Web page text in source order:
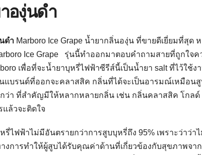
องุ่นดำ
ดำ Marboro Ice Grape น้ำยากลิ่นองุ่น ที่ขายดีเยี่ยมที่สุ
Ice Grape รุ่นนี้ทำออกมาตอบคำถามสายที่ถูกใจ
เพื่อที่จะน้ำยาบุหรี่ไฟฟ้าซีรีส์นี้เป็นน้ำยา salt ที่ไว้ใช้
แบรนด์ที่ออกจะคลาสสิค กลิ่นที่ได้จะเป็นอารมณ์เหมือน
ว่า ที่สำคัญมีให้หลากหลายกลิ่น เช่น กลิ่นคลาสสิค โกลด์
แล้วจะติดใจ
รี่ไฟฟ้าไม่มีอันตรายกว่าการสูบบุหรี่ถึง 95% เพราะว่าว่า
งการทำให้ผู้สูบได้รับคุณค่าด้านที่เกี่ยวข้องกับสุขภาพจ